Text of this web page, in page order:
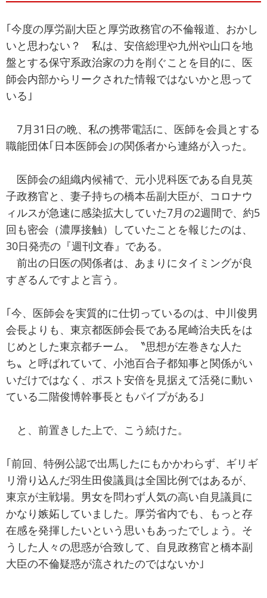
｢今度の厚労副大臣と厚労政務官の不倫報道、おかし
いと思わない？ 私は、安倍総理や九州や山口を地
盤とする保守系政治家の力を削ぐことを目的に、医
師会内部からリークされた情報ではないかと思って
いる｣
7月31日の晩、私の携帯電話に、医師を会員とする
職能団体｢日本医師会｣の関係者から連絡が入った。
医師会の組織内候補で、元小児科医である自見英
子政務官と、妻子持ちの橋本岳副大臣が、コロナウ
ィルスが急速に感染拡大していた7月の2週間で、約5
回も密会（濃厚接触）していたことを報じたのは、
30日発売の『週刊文春』である。
前出の日医の関係者は、あまりにタイミングが良
すぎるんですよと言う。
｢今、医師会を実質的に仕切っているのは、中川俊男
会長よりも、東京都医師会長である尾崎治夫氏をは
じめとした東京都チーム。〝思想が左巻きな人た
ち〟と呼ばれていて、小池百合子都知事と関係がい
いだけではなく、ポスト安倍を見据えて活発に動い
ている二階俊博幹事長ともパイプがある｣
と、前置きした上で、こう続けた。
｢前回、特例公認で出馬したにもかかわらず、ギリギ
リ滑り込んだ羽生田俊議員は全国比例ではあるが、
東京が主戦場。男女を問わず人気の高い自見議員に
かなり嫉妬していました。厚労省内でも、もっと存
在感を発揮したいという思いもあったでしょう。そ
うした人々の思惑が合致して、自見政務官と橋本副
大臣の不倫疑惑が流されたのではないか｣